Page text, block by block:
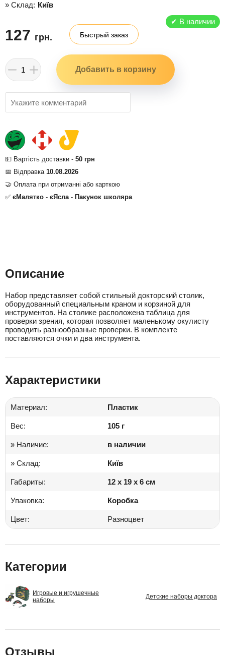
» Склад: Київ
✔ В наличии
127 грн. Быстрый заказ
💵 Вартість доставки - 50 грн
📅 Відправка 10.08.2026
🤝 Оплата при отриманні або карткою
✅ єМалятко - єЯсла- Пакунок школяра
Описание
Набор представляет собой стильный докторский столик,
оборудованный специальным краном и корзиной для
инструментов. На столике расположена таблица для
проверки зрения, которая позволяет маленькому окулисту
проводить разнообразные проверки. В комплекте
поставляются очки и два инструмента.
Характеристики
Материал: Пластик
Вес: 105 г
» Наличие: в наличии
» Склад: Київ
Габариты: 12 x 19 x 6 см
Упаковка: Коробка
Цвет: Разноцвет
Категории
Игровые и игрушечные
наборы
Детские наборы доктора
Отзывы